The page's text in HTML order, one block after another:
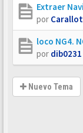
Extraer
por
loco NG4.
por dib0231
Nuevo Tema